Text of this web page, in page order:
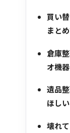
買い
まと
倉庫
オ機
遺品
ほしい
壊れ